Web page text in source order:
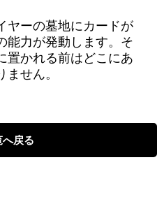
ヤーの墓地にカードが
能力が発動します。そ
置かれる前はどこにあ
ません。
へ戻る